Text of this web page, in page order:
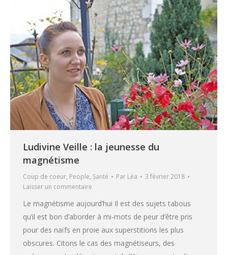
Ludivine Veille : la jeunesse du
magnétisme
Coup de coeur, People, Santé Par Léa
3 février 2018
Laisser un commentaire
Le magnétisme aujourd’hui Il est des sujets tabous
qu’il est bon d’aborder à mi-mots de peur d’être pris
pour des naïfs en proie aux superstitions les plus
obscures. Citons le cas des magnétiseurs, des